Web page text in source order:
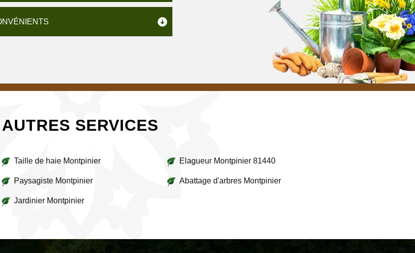
AUTRES SERVICES
Taille de haie Montpinier
Paysagiste Montpinier
Jardinier Montpinier
Elagueur Montpinier 81440
Abattage d'arbres Montpinier